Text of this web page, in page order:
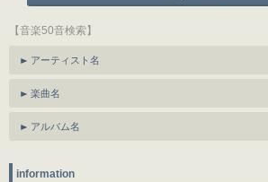
【音楽50音検索】
アーティスト名
楽曲名
アルバム名
information